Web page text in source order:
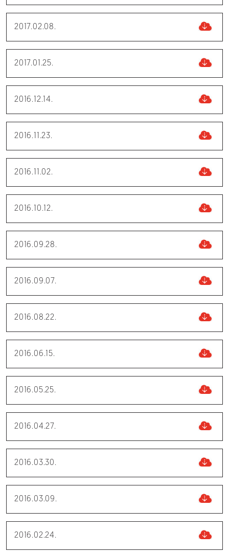
2017.02.08.
2017.01.25.
2016.12.14.
2016.11.23.
2016.11.02.
2016.10.12.
2016.09.28.
2016.09.07.
2016.08.22.
2016.06.15.
2016.05.25.
2016.04.27.
2016.03.30.
2016.03.09.
2016.02.24.